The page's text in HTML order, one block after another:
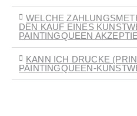
WELCHE
DEN KAUF EINES
PAINTINGQUEEN
KANN ICH DRUCKE
PAINTINGQUEEN-